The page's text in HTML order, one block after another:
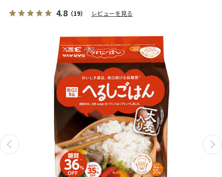
4.8（19） レビューを見る